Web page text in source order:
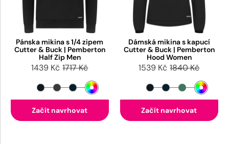
Pánska mikina s 1/4 zipem
Cutter & Buck | Pemberton
Half Zip Men
1439 Kč 1717 Kč
Začít navrhovat
Dámská mikina s kapucí
Cutter & Buck | Pemberton
Hood Women
1539 Kč 1840 Kč
Začít navrhovat